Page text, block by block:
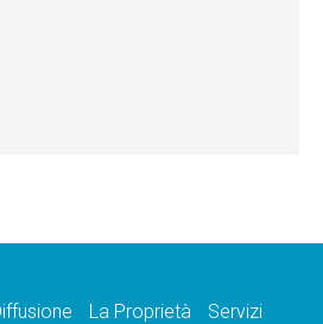
La Proprietà
Servizi